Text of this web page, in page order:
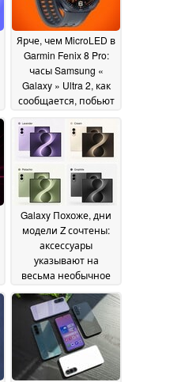
Ярче, чем MicroLED в
Garmin Fenix 8 Pro:
часы Samsung «
Galaxy » Ultra 2, как
сообщается, побьют
Galaxy Похоже, дни
модели Z сочтены:
аксессуары
указывают на
весьма необычное
конкурента iPhone
Ultra от Samsung
June 2026